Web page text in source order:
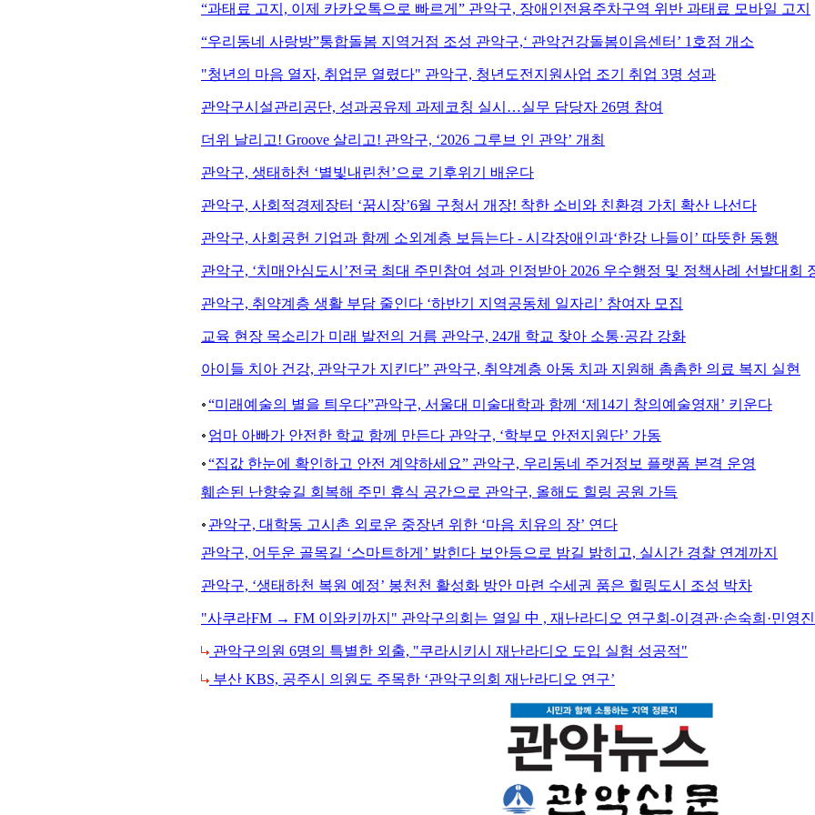
“과태료 고지, 이제 카카오톡으로 빠르게” 관악구, 장애인전용주차구역 위반 과태료 모바일 고지
“우리동네 사랑방”통합돌봄 지역거점 조성 관악구,‘ 관악건강돌봄이음센터’ 1호점 개소
"청년의 마음 열자, 취업문 열렸다" 관악구, 청년도전지원사업 조기 취업 3명 성과
관악구시설관리공단, 성과공유제 과제코칭 실시…실무 담당자 26명 참여
더위 날리고! Groove 살리고! 관악구, ‘2026 그루브 인 관악’ 개최
관악구, 생태하천 ‘별빛내린천’으로 기후위기 배운다
관악구, 사회적경제장터 ‘꿈시장’6월 구청서 개장! 착한 소비와 친환경 가치 확산 나선다
관악구, 사회공헌 기업과 함께 소외계층 보듬는다 - 시각장애인과‘한강 나들이’ 따뜻한 동행
관악구, ‘치매안심도시’전국 최대 주민참여 성과 인정받아 2026 우수행정 및 정책사례 선발대회
관악구, 취약계층 생활 부담 줄인다 ‘하반기 지역공동체 일자리’ 참여자 모집
교육 현장 목소리가 미래 발전의 거름 관악구, 24개 학교 찾아 소통·공감 강화
아이들 치아 건강, 관악구가 지킨다” 관악구, 취약계층 아동 치과 지원해 촘촘한 의료 복지 실현
“미래예술의 별을 틔우다”관악구, 서울대 미술대학과 함께 ‘제14기 창의예술영재’ 키운다
엄마 아빠가 안전한 학교 함께 만든다 관악구, ‘학부모 안전지원단’ 가동
“집값 한눈에 확인하고 안전 계약하세요” 관악구, 우리동네 주거정보 플랫폼 본격 운영
훼손된 난향숲길 회복해 주민 휴식 공간으로 관악구, 올해도 힐링 공원 가득
관악구, 대학동 고시촌 외로운 중장년 위한 ‘마음 치유의 장’ 연다
관악구, 어두운 골목길 ‘스마트하게’ 밝힌다 보안등으로 밤길 밝히고, 실시간 경찰 연계까지
관악구, ‘생태하천 복원 예정’ 봉천천 활성화 방안 마련 수세권 품은 힐링도시 조성 박차
"사쿠라FM → FM 이와키까지" 관악구의회는 열일 中 , 재난라디오 연구회-이경관·손숙희·민영진
관악구의원 6명의 특별한 외출, "쿠라시키시 재난라디오 도입 실험 성공적"
부산 KBS, 공주시 의원도 주목한 ‘관악구의회 재난라디오 연구’